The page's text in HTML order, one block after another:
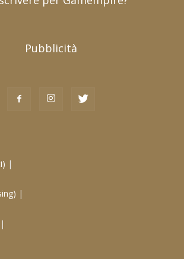
Pubblicità
|
|
|